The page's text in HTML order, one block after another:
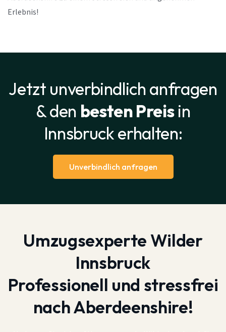
Erlebnis!
Jetzt unverbindlich anfragen
& den besten Preisin
Innsbruck erhalten:
Unverbindlich anfragen
Umzugsexperte Wilder
Innsbruck
Professionell und stressfrei
nach Aberdeenshire!